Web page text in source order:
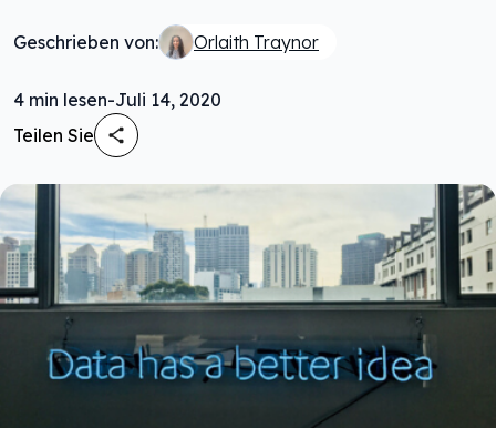
Geschrieben von: Orlaith Traynor
4 min lesen-Juli 14, 2020
Teilen Sie